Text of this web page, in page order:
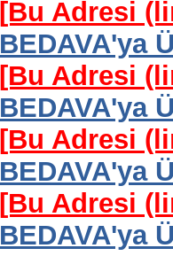
[Bu Adresi
BEDAVA'ya
[Bu Adresi
BEDAVA'ya
[Bu Adresi
BEDAVA'ya
[Bu Adresi
BEDAVA'ya